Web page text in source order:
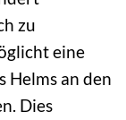
zu
eine
Helms an den
Dies